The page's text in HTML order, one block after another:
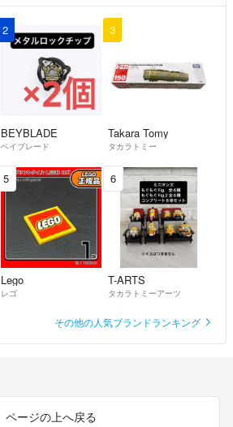
2
BEYBLADE
ベイブレード
3
Takara Tomy
タカラトミー
5
Lego
レゴ
6
T-ARTS
タカラトミーアーツ
その他の人気ブランドランキング
ページの上へ戻る